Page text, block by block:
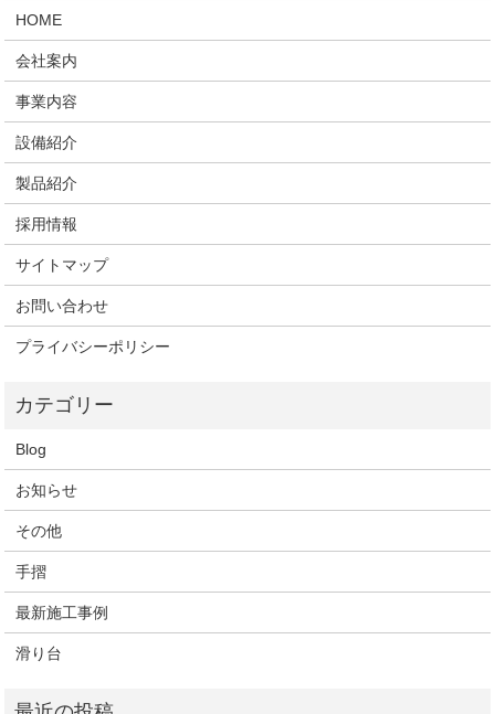
HOME
会社案内
事業内容
設備紹介
製品紹介
採用情報
サイトマップ
お問い合わせ
プライバシーポリシー
Blog
お知らせ
その他
手摺
最新施工事例
滑り台